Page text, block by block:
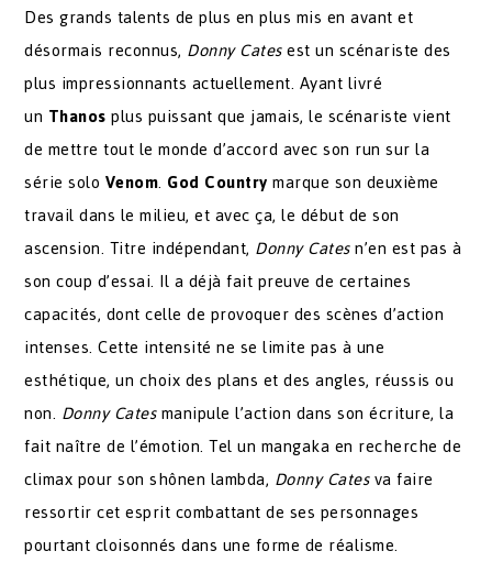
Des grands talents de plus en plus mis en avant et
désormais reconnus, Donny Catesest un scénariste des
plus impressionnants actuellement. Ayant livré
un Thanosplus puissant que jamais, le scénariste vient
de mettre tout le monde d’accord avec son run sur la
série solo Venom. God Countrymarque son deuxième
travail dans le milieu, et avec ça, le début de son
ascension. Titre indépendant, Donny Catesn’en est pas à
son coup d’essai. Il a déjà fait preuve de certaines
capacités, dont celle de provoquer des scènes d’action
intenses. Cette intensité ne se limite pas à une
esthétique, un choix des plans et des angles, réussis ou
non. Donny Catesmanipule l’action dans son écriture, la
fait naître de l’émotion. Tel un mangaka en recherche de
climax pour son shônen lambda, Donny Catesva faire
ressortir cet esprit combattant de ses personnages
pourtant cloisonnés dans une forme de réalisme.